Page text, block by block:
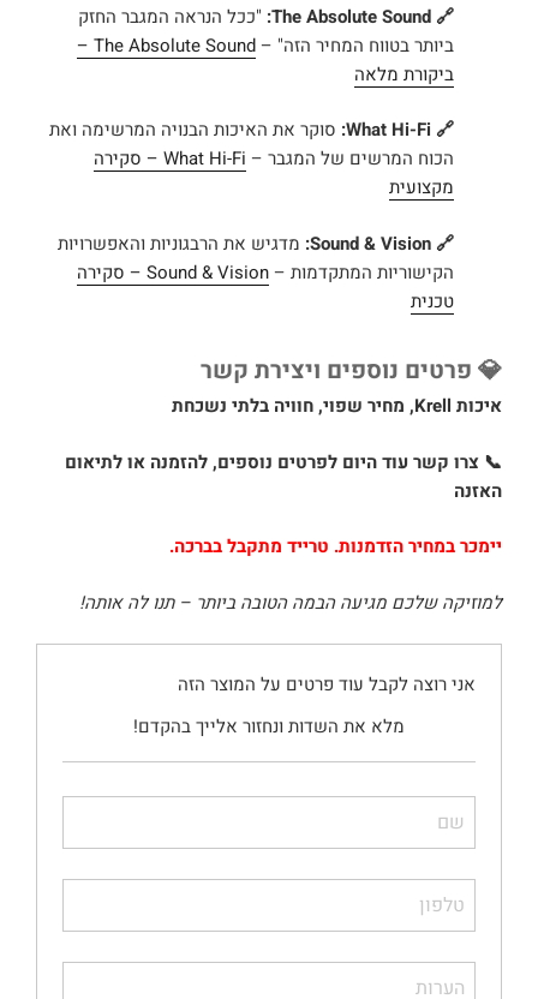
🔗 The Absolute Sound:
"ככל הנראה המגבר החזק
ביותר בטווח המחיר הזה" –
The Absolute Sound –
ביקורת מלאה
🔗 What Hi-Fi:
סוקר את האיכות הבנויה המרשימה ואת
הכוח המרשים של המגבר –
What Hi-Fi – סקירה
מקצועית
🔗 Sound & Vision:
מדגיש את הרבגוניות והאפשרויות
הקישוריות המתקדמות –
Sound & Vision – סקירה
טכנית
💎 פרטים נוספים ויצירת קשר
איכות Krell, מחיר שפוי, חוויה בלתי נשכחת
📞 צרו קשר עוד היום לפרטים נוספים, להזמנה או לתיאום
האזנה
יימכר במחיר הזדמנות. טרייד מתקבל בברכה.
למוזיקה שלכם מגיעה הבמה הטובה ביותר – תנו לה אותה!
אני רוצה לקבל עוד פרטים על המוצר הזה
מלא את השדות ונחזור אלייך בהקדם!